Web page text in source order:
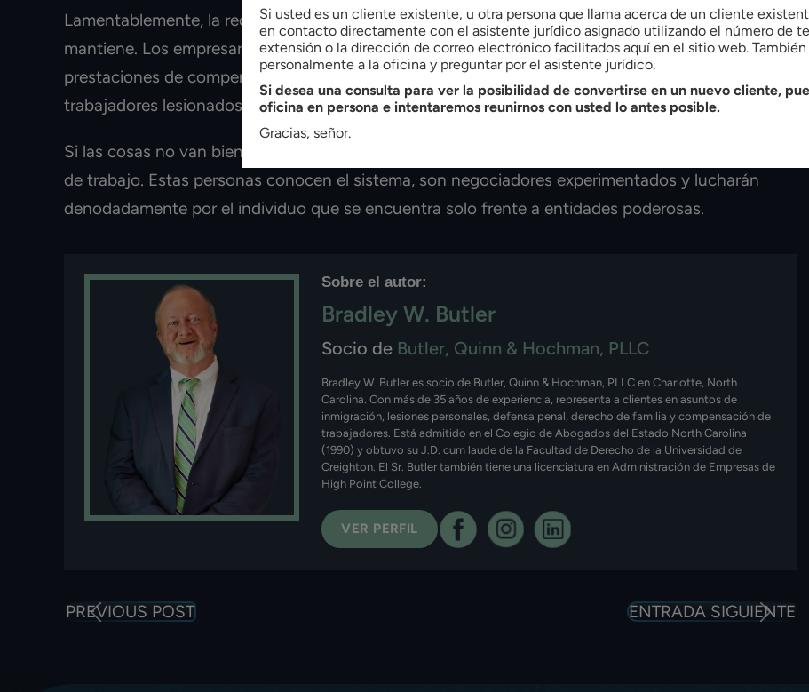
Lamentablemente, la red de seguridad de la indemnización por accidente laboral no siempre se
mantiene. Los empresarios o las compañías de seguros pueden intentar reducir o denegar las
prestaciones de compensación de los trabajadores. Mientras se recuperan físicamente, los
trabajadores lesionados pueden encontrarse en medio de lo que parece un litigio.
Si las cosas no van bien, puede ser mejor buscar la ayuda de un abogado experto en accidentes
de trabajo. Estas personas conocen el sistema, son negociadores experimentados y lucharán
denodadamente por el individuo que se encuentra solo frente a entidades poderosas.
Sobre el autor:
Bradley W. Butler
Socio de Butler, Quinn & Hochman, PLLC
Bradley W. Butler es socio de Butler, Quinn & Hochman, PLLC en Charlotte, North
Carolina. Con más de 35 años de experiencia, representa a clientes en asuntos de
inmigración, lesiones personales, defensa penal, derecho de familia y compensación de
trabajadores. Está admitido en el Colegio de Abogados del Estado North Carolina
(1990) y obtuvo su J.D. cum laude de la Facultad de Derecho de la Universidad de
Creighton. El Sr. Butler también tiene una licenciatura en Administración de Empresas de
High Point College.
VER PERFIL
PREVIOUS POST ENTRADA SIGUIENTE
Si usted es un cliente existente, u otra persona que llama acerca de un cliente
en contacto directamente con el asistente jurídico asignado utilizando el número de
extensión o la dirección de correo electrónico facilitados aquí en el sitio web.
personalmente a la oficina y preguntar por el asistente jurídico.
Si desea una consulta para ver la posibilidad de convertirse en un nuevo cliente,
oficina en persona e intentaremos reunirnos con usted lo antes posible.
Gracias, señor.